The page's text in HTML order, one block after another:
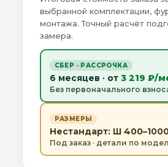
выбранной комплектации,
монтажа. Точный расчёт
замера.
СБЕР · РАССРОЧКА
6 месяцев · от 3 219 ₽/
Без первоначального
РАЗМЕРЫ
Нестандарт: Ш
Под заказ · детали по